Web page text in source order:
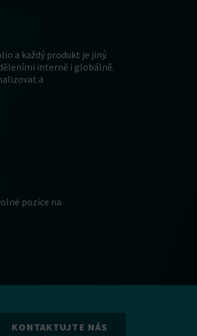
a každý produkt je jiný.
interně i globálně.
a
pozice na
KONTAKTUJTE NÁS